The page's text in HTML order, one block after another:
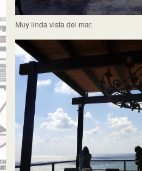
Muy linda vista del mar.